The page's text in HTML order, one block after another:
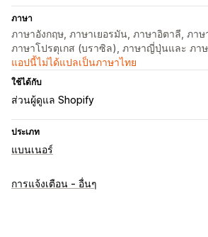
ภาษา
ภาษาอังกฤษ, ภาษาเยอรมัน, ภาษาอิตาลี, ภาษ
ภาษาโปรตุเกส (บราซิล), ภาษาญี่ปุ่นและ ภาษ
แอปนี้ไม่ได้แปลเป็นภาษาไทย
ใช้ได้กับ
ส่วนผู้ดูแล Shopify
ประเภท
แบนเนอร์
ประเภทแบนเนอร์
การแจ้งเตือน - อื่นๆ